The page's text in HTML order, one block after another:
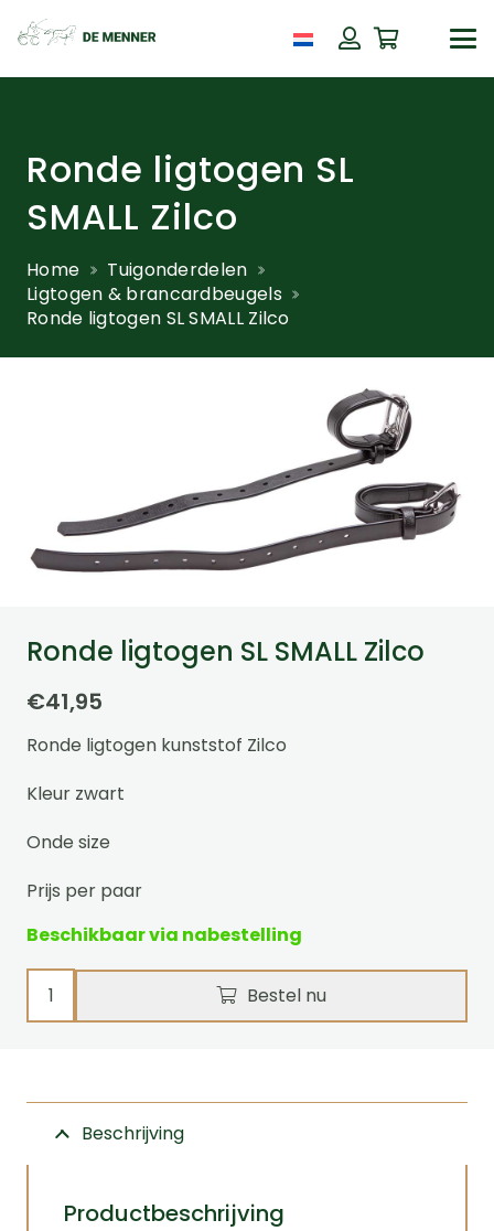
Ronde ligtogen SL
SMALL Zilco
Home
Tuigonderdelen
Ligtogen & brancardbeugels
Ronde ligtogen SL SMALL Zilco
Ronde ligtogen SL SMALL Zilco
€41,95
Ronde ligtogen kunststof Zilco
Kleur zwart
Onde size
Prijs per paar
Beschikbaar via nabestelling
Ronde
ligtogen
Zilco
aantal
Bestel nu
Beschrijving
Productbeschrijving